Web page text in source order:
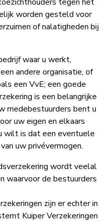
worden gesteld voor
of nalatigheden bij
waar u werkt,
andere organisatie, of
een VvE; een goede
is een belangrijke
medebestuurders bent u
uw eigen en elkaars
wilt is dat een eventuele
uw privévermogen.
wordt veelal
waarvoor de bestuurders
zijn er echter in
Kuiper Verzekeringen